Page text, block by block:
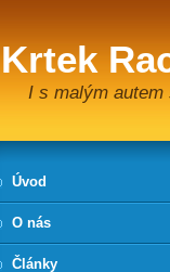
Krtek
I s malým
Úvod
O nás
Články